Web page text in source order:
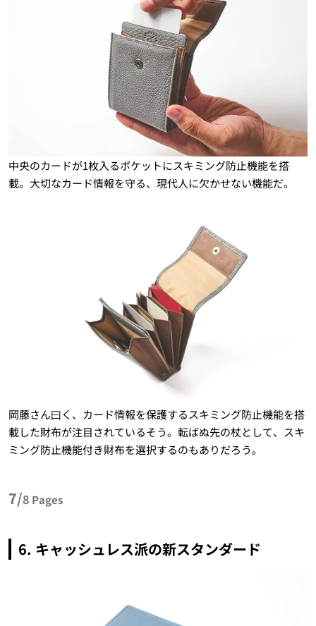
中央のカードが1枚入るポケットにスキミング防止機能を搭
載。大切なカード情報を守る、現代人に欠かせない機能だ。
岡藤さん曰く、カード情報を保護するスキミング防止機能を搭
載した財布が注目されているそう。転ばぬ先の杖として、スキ
ミング防止機能付き財布を選択するのもありだろう。
7/8 Pages
6. キャッシュレス派の新スタンダード